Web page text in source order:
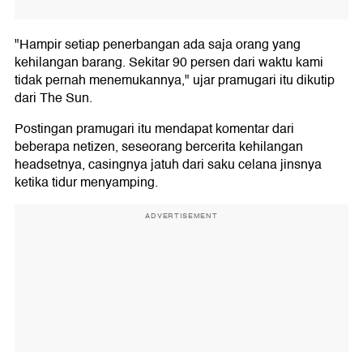
"Hampir setiap penerbangan ada saja orang yang
kehilangan barang. Sekitar 90 persen dari waktu kami
tidak pernah menemukannya," ujar pramugari itu dikutip
dari The Sun.
Postingan pramugari itu mendapat komentar dari
beberapa netizen, seseorang bercerita kehilangan
headsetnya, casingnya jatuh dari saku celana jinsnya
ketika tidur menyamping.
ADVERTISEMENT